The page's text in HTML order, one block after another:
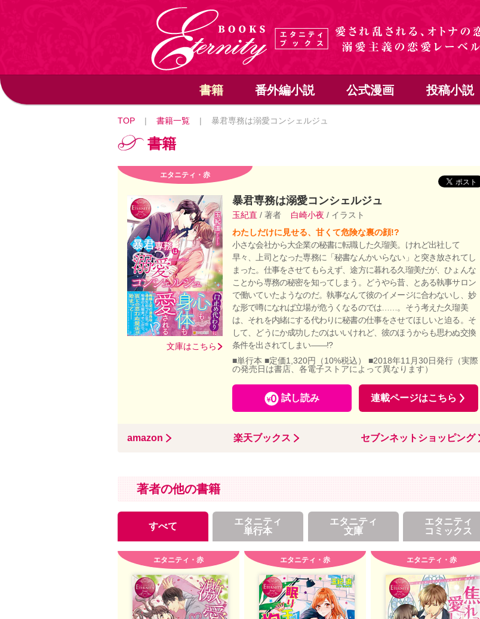
書籍 番外編小説 公式漫画 投稿小説
TOP | 書籍一覧 | 暴君専務は溺愛コンシェルジュ
書籍
エタニティ・赤
文庫はこちら
暴君専務は溺愛コンシェルジュ
玉紀直 / 著者 白崎小夜 / イラスト
わたしだけに見せる、甘くて危険な裏の顔!?
小さな会社から大企業の秘書に転職した久瑠美。けれど出社して
早々、上司となった専務に「秘書なんかいらない」と突き放されてし
まった。仕事をさせてもらえず、途方に暮れる久瑠美だが、ひょんな
ことから専務の秘密を知ってしまう。どうやら昔、とある執事サロン
で働いていたようなのだ。執事なんて彼のイメージに合わないし、妙
な形で噂になれば立場が危うくなるのでは……。そう考えた久瑠美
は、それを内緒にする代わりに秘書の仕事をさせてほしいと迫る。そ
して、どうにか成功したのはいいけれど、彼のほうからも思わぬ交換
条件を出されてしまい――!?
■単行本 ■定価1,320円（10%税込） ■2018年11月30日発行（実際
の発売日は書店、各電子ストアによって異なります）
試し読み 連載ページはこちら
amazon 楽天ブックス セブンネットショッピング
著者の他の書籍
すべて
エタニティ
単行本
エタニティ
文庫
エタニティ
コミックス
エタニティ・赤 エタニティ・赤 エタニティ・赤